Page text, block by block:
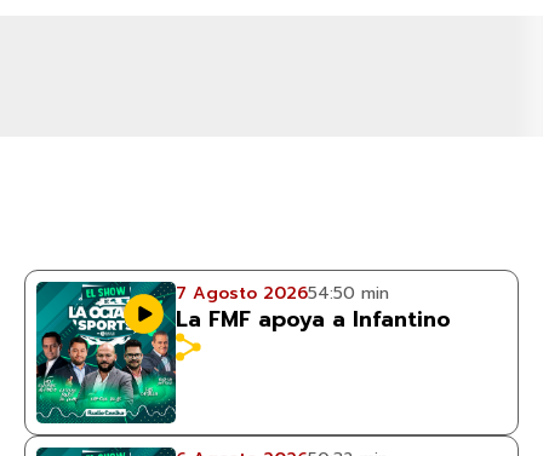
7 Agosto 202654:50 min
La FMF apoya a Infantino